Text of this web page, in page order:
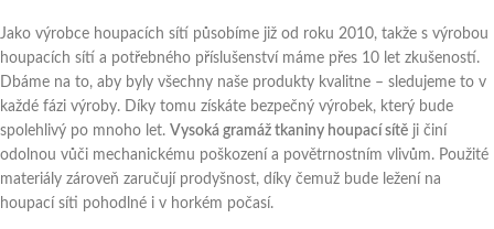
Jako výrobce houpacích sítí působíme již od roku 2010, takže s výrobou
houpacích sítí a potřebného příslušenství máme přes 10 let zkušeností.
Dbáme na to, aby byly všechny naše produkty kvalitne – sledujeme to v
každé fázi výroby. Díky tomu získáte bezpečný výrobek, který bude
spolehlivý po mnoho let. Vysoká gramáž tkaniny houpací sítě ji činí
odolnou vůči mechanickému poškození a povětrnostním vlivům. Použité
materiály zároveň zaručují prodyšnost, díky čemuž bude ležení na
houpací síti pohodlné i v horkém počasí.